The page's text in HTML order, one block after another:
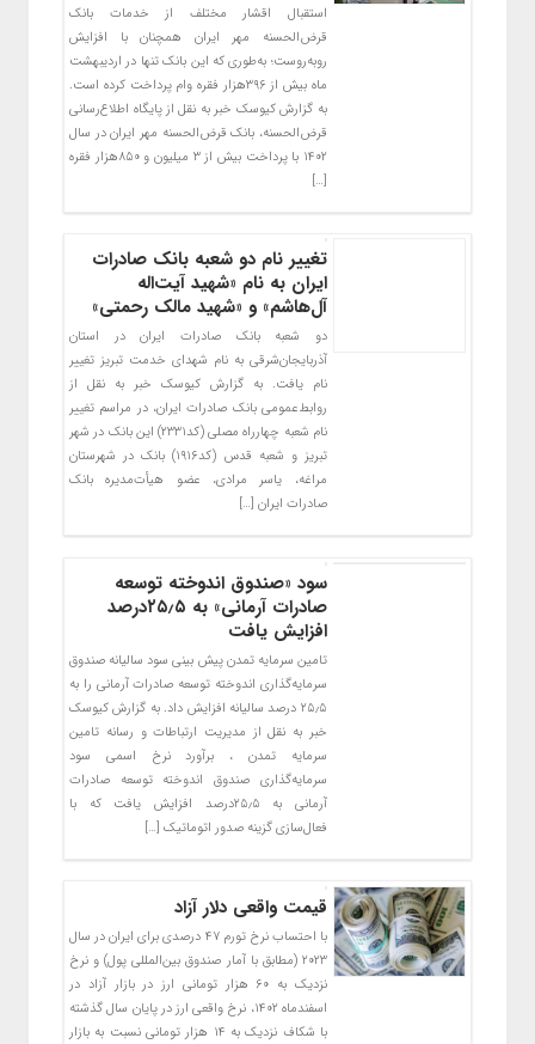
استقبال اقشار مختلف از خدمات بانک
قرض‌الحسنه مهر ایران همچنان با افزایش
روبه‌روست؛ به‌طوری که این بانک تنها در اردیبهشت
ماه بیش از ۳۹۶هزار فقره وام پرداخت کرده است.
به گزارش کیوسک خبر به نقل از پایگاه اطلاع‌رسانی
قرض‌الحسنه، بانک قرض‌الحسنه مهر ایران در سال
۱۴۰۲ با پرداخت بیش از ۳ میلیون و ۸۵۰هزار فقره
[…]
​تغییر نام دو شعبه بانک صادرات
ایران به نام «شهید آیت‌اله
آل‌هاشم» و «شهید مالک رحمتی»
دو شعبه بانک صادرات ایران در استان
آذربایجان‌شرقی به نام شهدای خدمت تبریز تغییر
نام یافت. به گزارش کیوسک خبر به نقل از
روابط‌عمومی بانک صادرات ایران، در مراسم تغییر
نام شعبه چهارراه مصلی (کد۲۳۳۱) این بانک در شهر
تبریز و شعبه قدس (کد۱۹۱۶) بانک در شهرستان
مراغه، یاسر مرادی، عضو هیأت‌مدیره بانک
صادرات ایران […]
سود «صندوق اندوخته توسعه
صادرات آرمانی» به ۲۵٫۵درصد
افزایش یافت
تامین سرمایه تمدن پیش بینی سود سالیانه صندوق
سرمایه‌گذاری اندوخته توسعه صادرات آرمانی را به
۲۵٫۵ درصد سالیانه افزایش داد. به گزارش کیوسک
خبر به نقل از مدیریت ارتباطات و رسانه تامین
سرمایه تمدن ، برآورد نرخ اسمی سود
سرمایه‌گذاری صندوق اندوخته توسعه صادرات
آرمانی به ۲۵٫۵درصد افزایش یافت که با
فعال‌سازی گزینه صدور اتوماتیک […]
قیمت واقعی دلار آزاد
با احتساب نرخ تورم ۴۷ درصدی برای ایران در سال
۲۰۲۳ (مطابق با آمار صندوق بین‌المللی پول) و نرخ
نزدیک به ۶۰ هزار تومانی ارز در بازار آزاد در
اسفندماه ۱۴۰۲، نرخ واقعی ارز در پایان سال گذشته
با شکاف نزدیک به ۱۴ هزار تومانی نسبت به بازار